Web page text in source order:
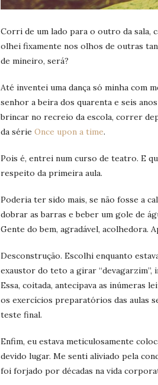
Corri de um lado para o outro da sala,
olhei fixamente nos olhos de outras
de mineiro, será?
Até inventei uma dança só minha com
senhor a beira dos quarenta e seis
brincar no recreio da escola, correr
da série Once upon a time.
Pois é, entrei num curso de teatro. E
respeito da primeira aula.
Poderia ter sido mais, se não fosse a
dobrar as barras e beber um gole de
Gente do bem, agradável, acolhedora.
Desconstrução. Escolhi enquanto
exaustor do teto a girar “devagarzim”,
Essa, coitada, antecipava as inúmeras
os exercícios preparatórios das aulas
teste final.
Enfim, eu estava meticulosamente
devido lugar. Me senti aliviado pela
foi forjado por décadas na vida